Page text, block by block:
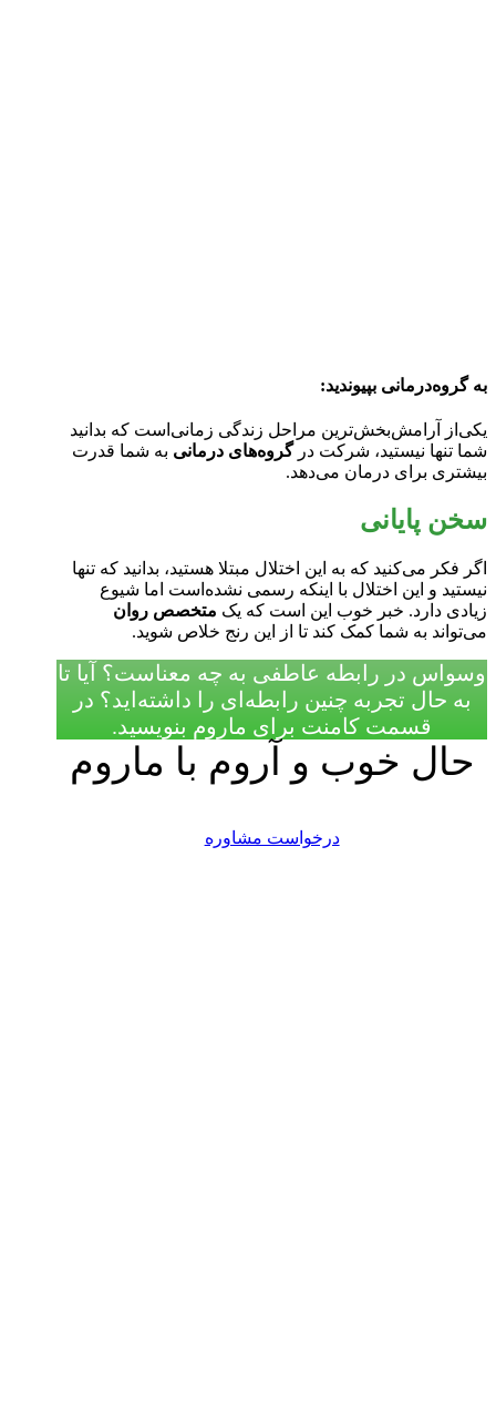
به گروه‌‌درمانی بپیوندید:
یکی‌از آرامش‌بخش‌ترین مراحل زندگی زمانی‌است که بدانید
شما تنها نیستید، شرکت درگروه‌های درمانی به شما قدرت
بیشتری برای درمان می‌دهد.
سخن پایانی
اگر فکر می‌کنید که به این اختلال مبتلا هستید، بدانید که تنها
نیستید و این اختلال با اینکه رسمی نشده‌است اما شیوع
زیادی دارد. خبر خوب این است که یک متخصص روان
می‌تواند به شما کمک کند تا از این رنج خلاص شوید.
وسواس در رابطه عاطفی به چه معناست؟ آیا تا
به حال تجربه چنین رابطه‌ای را داشته‌اید؟ در
قسمت کامنت برای ماروم بنویسید.
حال خوب و آروم با ماروم
درخواست مشاوره